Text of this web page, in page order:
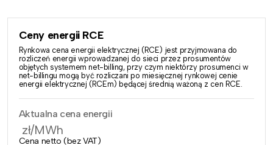
Ceny energii RCE
Rynkowa cena energii elektrycznej (RCE) jest przyjmowana do
rozliczeń energii wprowadzanej do sieci przez prosumentów
objętych systemem net-billing, przy czym niektórzy prosumenci w
net-billingu mogą być rozliczani po miesięcznej rynkowej cenie
energii elektrycznej (RCEm) będącej średnią ważoną z cen RCE.
Aktualna cena energii
zł/MWh
Cena netto (bez VAT)